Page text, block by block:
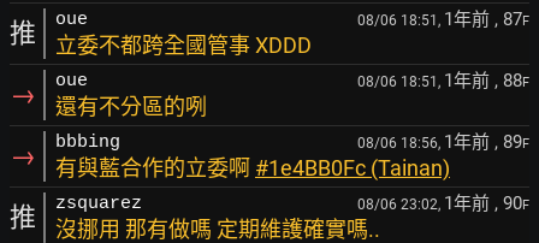
推 oue 08/06 18:51, 1年前 , 87F
立委不都跨全國管事 XDDD
→ oue 08/06 18:51, 1年前 , 88F
還有不分區的咧
→ bbbing 08/06 18:56, 1年前 , 89F
有與藍合作的立委啊 #1e4BB0Fc (Tainan)
推 zsquarez 08/06 23:02, 1年前 , 90F
沒挪用 那有做嗎 定期維護確實嗎..